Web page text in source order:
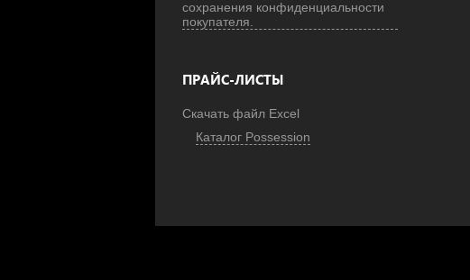
сохранения конфиденциальности
покупателя.
ПРАЙС-ЛИСТЫ
Скачать файл Excel
Каталог Possession